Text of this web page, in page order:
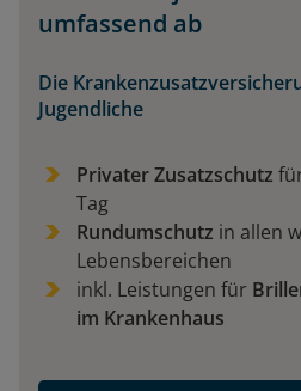
umfassend ab
Die
Jugendliche
Privater Zusatzschutz
Tag
Rundumschutz in allen
Lebensbereichen
inkl. Leistungen für
im Krankenhaus